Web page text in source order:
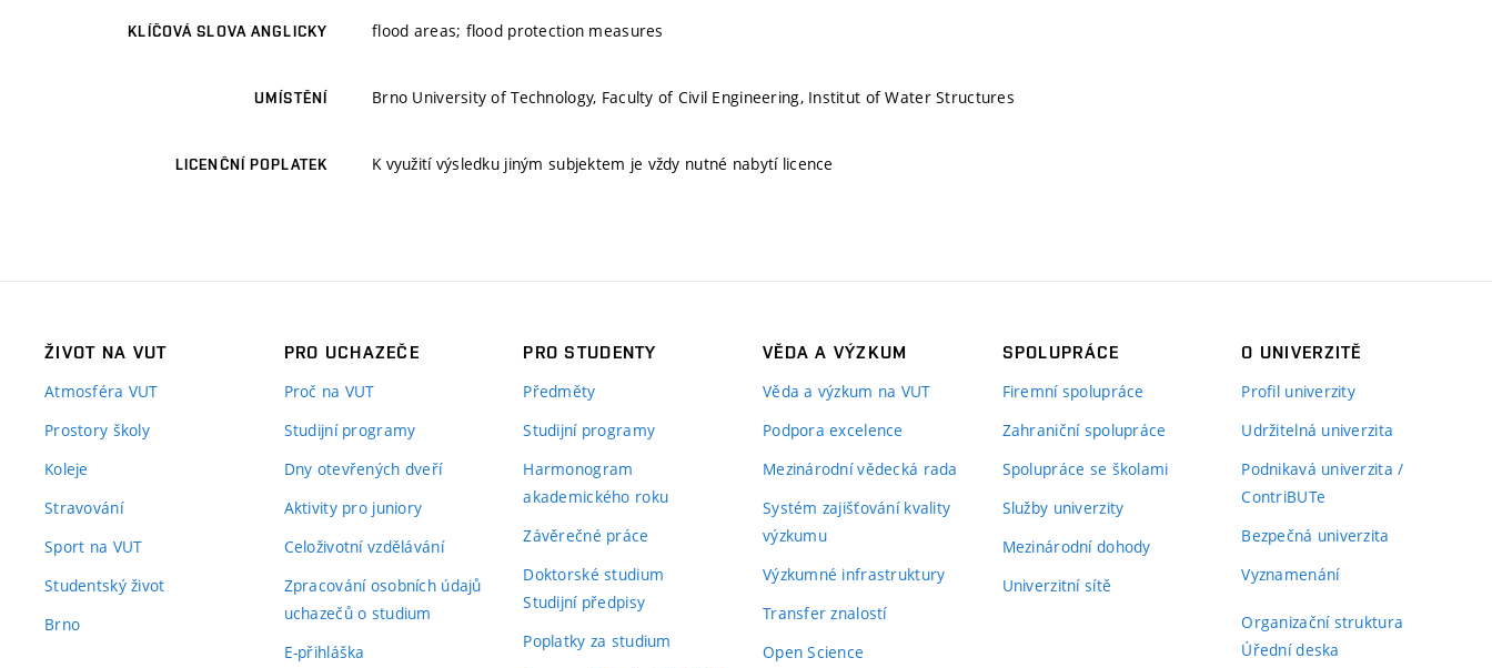
KLÍČOVÁ SLOVA ANGLICKY flood areas; flood protection measures
UMÍSTĚNÍ Brno University of Technology, Faculty of Civil Engineering, Institut of Water Structures
LICENČNÍ POPLATEK K využití výsledku jiným subjektem je vždy nutné nabytí licence
ŽIVOT NA VUT
Atmosféra VUT
Prostory školy
Koleje
Stravování
Sport na VUT
Studentský život
Brno
PRO UCHAZEČE
Proč na VUT
Studijní programy
Dny otevřených dveří
Aktivity pro juniory
Celoživotní vzdělávání
Zpracování osobních údajů
uchazečů o studium
E-přihláška
PRO STUDENTY
Předměty
Studijní programy
Harmonogram
akademického roku
Závěrečné práce
Doktorské studium
Studijní předpisy
Poplatky za studium
VĚDA A VÝZKUM
Věda a výzkum na VUT
Podpora excelence
Mezinárodní vědecká rada
Systém zajišťování kvality
výzkumu
Výzkumné infrastruktury
Transfer znalostí
Open Science
SPOLUPRÁCE
Firemní spolupráce
Zahraniční spolupráce
Spolupráce se školami
Služby univerzity
Mezinárodní dohody
Univerzitní sítě
O UNIVERZITĚ
Profil univerzity
Udržitelná univerzita
Podnikavá univerzita /
ContriBUTe
Bezpečná univerzita
Vyznamenání
Organizační struktura
Úřední deska